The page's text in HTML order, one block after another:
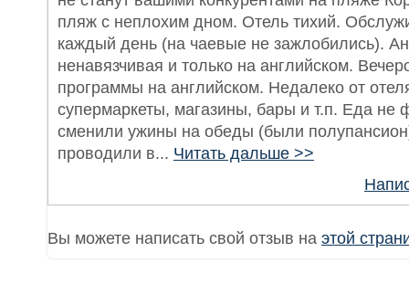
пляж с неплохим дном. Отель тихий.
каждый день (на чаевые не зажлобились).
ненавязчивая и только на английском.
программы на английском. Недалеко от
супермаркеты, магазины, бары и т.п. Еда не
сменили ужины на обеды (были
проводили в... Читать дальше >>
Вы можете написать свой отзыв на этой